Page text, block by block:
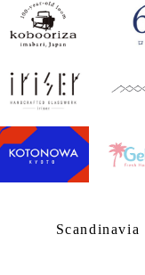
Scandinavia